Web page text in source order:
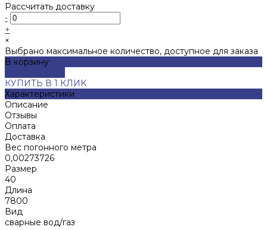
Рассчитать доставку
-
+
×
Выбрано максимальное количество, доступное для заказа
В корзину
КУПИТЬ В 1 КЛИК
Характеристики
Описание
Отзывы
Оплата
Доставка
Вес погонного метра
0,00273726
Размер
40
Длина
7800
Вид
сварные вод/газ